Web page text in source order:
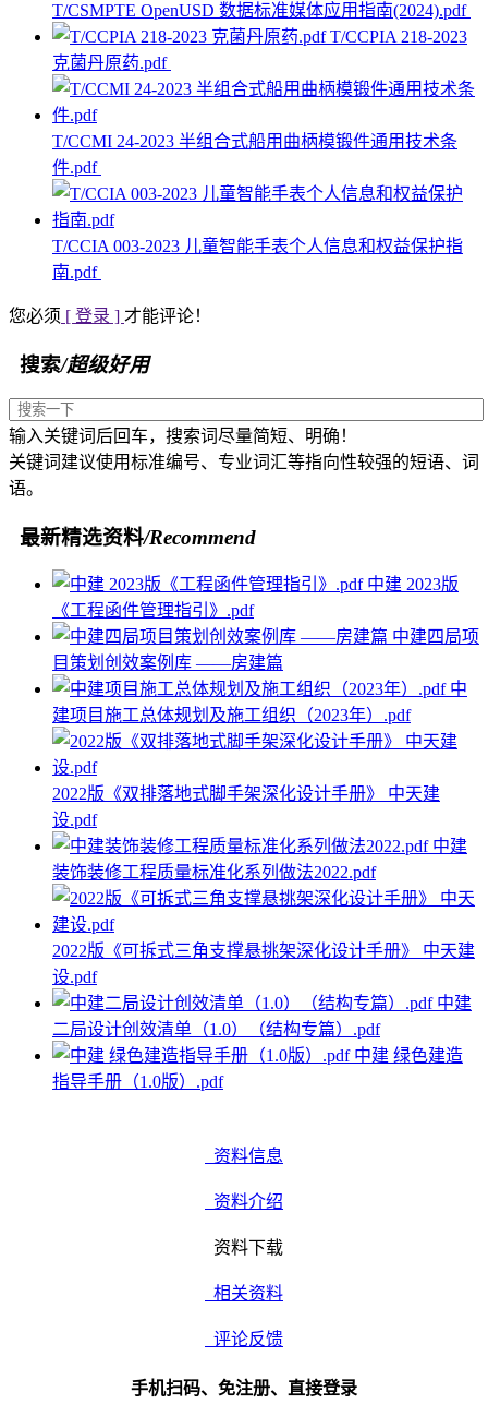
T/CSMPTE OpenUSD 数据标准媒体应用指南(2024).pdf
T/CCPIA 218-2023
克菌丹原药.pdf
T/CCMI 24-2023 半组合式船用曲柄模锻件通用技术条
件.pdf
T/CCIA 003-2023 儿童智能手表个人信息和权益保护指
南.pdf
您必须 [ 登录 ] 才能评论！
搜索/超级好用
输入关键词后回车，搜索词尽量简短、明确！
关键词建议使用标准编号、专业词汇等指向性较强的短语、词
语。
最新精选资料/Recommend
中建 2023版
《工程函件管理指引》.pdf
中建四局项
目策划创效案例库 ——房建篇
中
建项目施工总体规划及施工组织（2023年）.pdf
2022版《双排落地式脚手架深化设计手册》 中天建
设.pdf
中建
装饰装修工程质量标准化系列做法2022.pdf
2022版《可拆式三角支撑悬挑架深化设计手册》 中天建
设.pdf
中建
二局设计创效清单（1.0）（结构专篇）.pdf
中建 绿色建造
指导手册（1.0版）.pdf
资料信息
资料介绍
资料下载
相关资料
评论反馈
手机扫码、免注册、直接登录